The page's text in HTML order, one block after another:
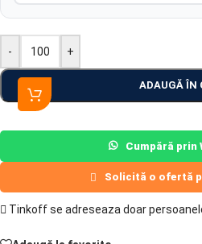
- +
ADAUGĂ ÎN
Cumpără prin
Solicită o ofertă
Tinkoff se adreseaza doar